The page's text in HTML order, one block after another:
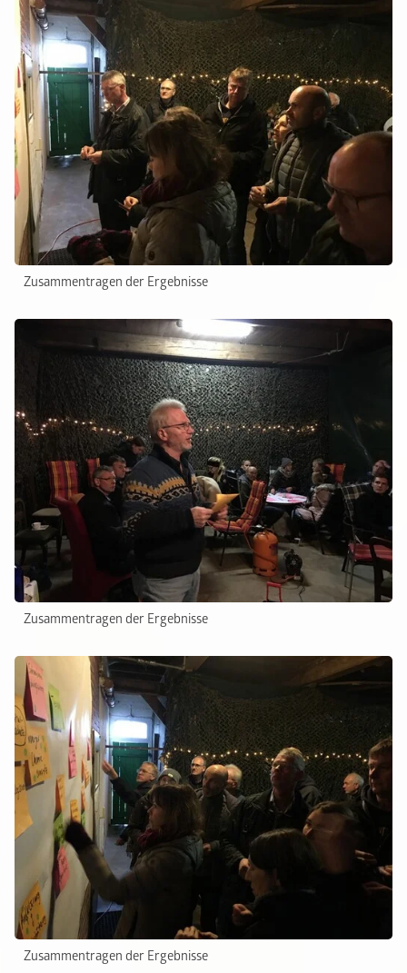
Zusammentragen der Ergebnisse
Zusammentragen der Ergebnisse
Zusammentragen der Ergebnisse